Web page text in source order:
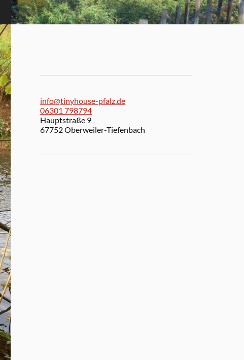
info@tinyhouse-pfalz.de
06301 798794
Hauptstraße 9
67752 Oberweiler-Tiefenbach